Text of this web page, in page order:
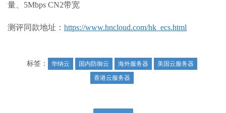
量、5Mbps CN2带宽
测评同款地址： https://www.hncloud.com/hk_ecs.html
标签： 华纳云 国内防御云 海外服务器
美国云服务器
香港云服务器